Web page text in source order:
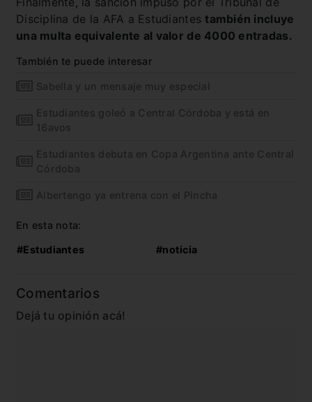
Disciplina de la AFA a Estudiantestambién incluye
una multa equivalente al valor de 4000 entradas.
También te puede interesar
Sabella y un mensaje muy especial
Estudiantes goleó a Central Córdoba y está en
16avos
Estudiantes debuta en Copa Argentina ante Central
Córdoba
Albertengo ya entrena con el Pincha
En esta nota:
#Estudiantes #noticia
Comentarios
Dejá tu opinión acá!